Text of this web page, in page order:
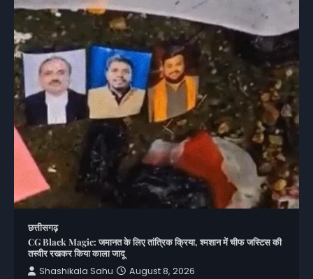
छत्तीसगढ़
CG Black Magic: जमानत के लिए तांत्रिक क्रिया, श्मशान में चीफ जस्टिस की
तस्वीर रखकर किया काला जादू
Shashikala Sahu
August 8, 2026